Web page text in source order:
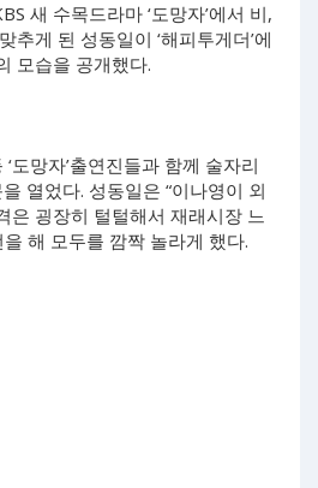
새 수목드라마 ‘도망자’에서 비,
추게 된 성동일이 ‘해피투게더’에
모습을 공개했다.
도망자’출연진들과 함께 술자리
열었다. 성동일은 “이나영이 외
은 굉장히 털털해서 재래시장 느
해 모두를 깜짝 놀라게 했다.